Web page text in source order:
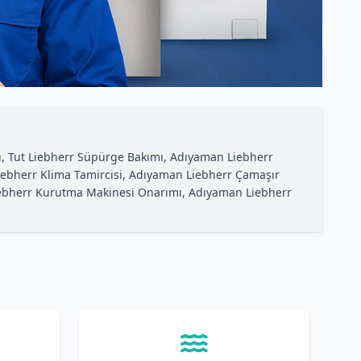
Tut Liebherr Süpürge Bakımı, Adıyaman Liebherr
Klima Tamircisi, Adıyaman Liebherr Çamaşır
Kurutma Makinesi Onarımı, Adıyaman Liebherr